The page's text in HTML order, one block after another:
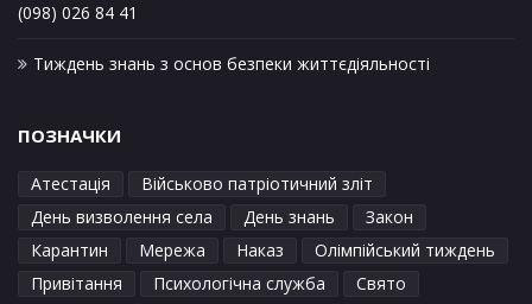
(098) 026 84 41
Тиждень знань з основ безпеки життєдіяльності
ПОЗНАЧКИ
Атестація
Військово патріотичний зліт
День визволення села
День знань
Закон
Карантин
Мережа Наказ
Олімпійський тиждень
Привітання
Психологічна служба Свято